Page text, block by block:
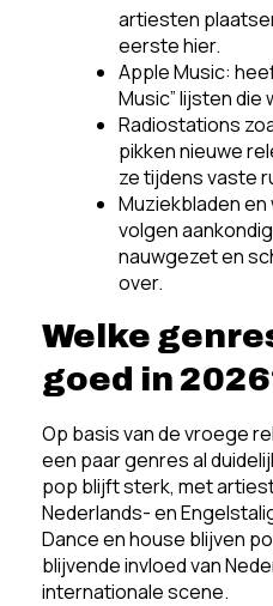
artiesten
eerste hier.
Apple Music:
Music” lijsten die
Radiostations
pikken nieuwe
ze tijdens vaste
Muziekbladen en
volgen
nauwgezet en
over.
Welke
goed in
Op basis van de vroege
een paar genres al
pop blijft sterk, met
Nederlands- en
Dance en house blijven
blijvende invloed van
internationale scene.